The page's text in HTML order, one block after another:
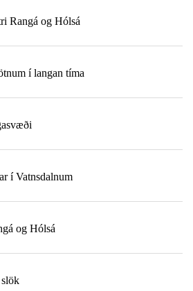
Rangá og Hólsá
í langan tíma
í Vatnsdalnum
og Hólsá